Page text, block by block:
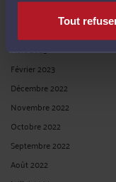
Tout
Mars 2023
Février 2023
Décembre 2022
Novembre 2022
Octobre 2022
Septembre 2022
Août 2022